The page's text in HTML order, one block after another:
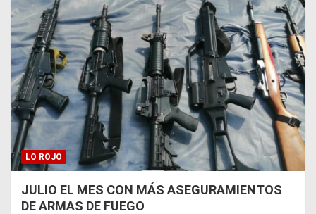
LO ROJO
JULIO EL MES CON MÁS ASEGURAMIENTOS
DE ARMAS DE FUEGO